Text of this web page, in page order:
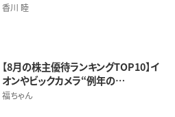
香川 睦
【8月の株主優待ランキングTOP10】イ
オンやビックカメラ“例年の…
福ちゃん